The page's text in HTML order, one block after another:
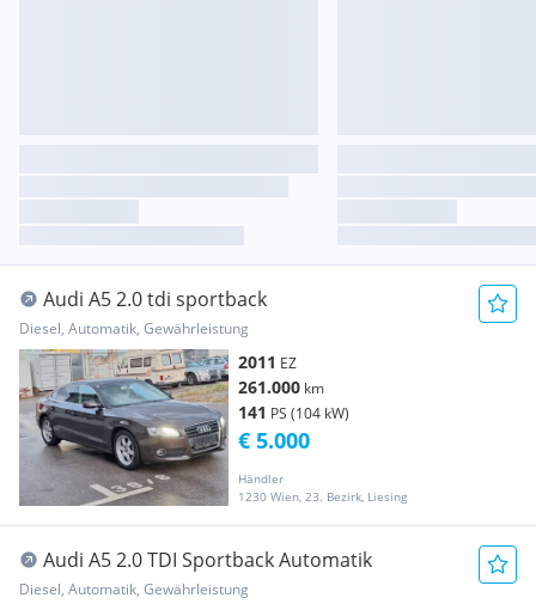
Audi A5 2.0 tdi sportback
Diesel, Automatik, Gewährleistung
2011 EZ
261.000 km
141 PS (104 kW)
Händler
1230 Wien, 23. Bezirk, Liesing
€ 5.000
Audi A5 2.0 TDI Sportback Automatik
Diesel, Automatik, Gewährleistung